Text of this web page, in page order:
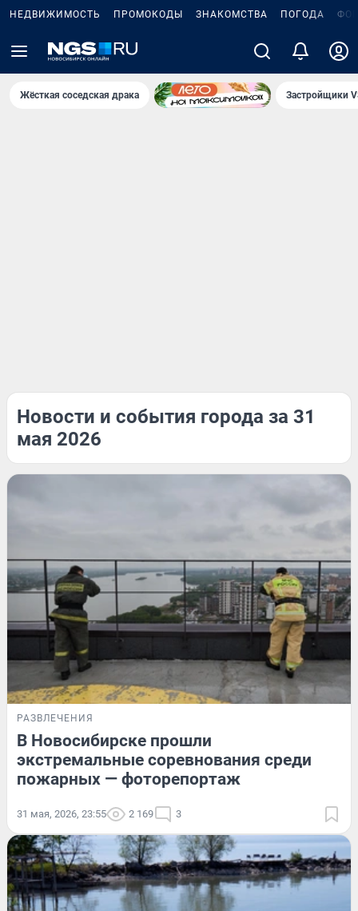
НЕДВИЖИМОСТЬ ПРОМОКОДЫ ЗНАКОМСТВА ПОГОДА
Жёсткая соседская драка Застройщики
Новости и события города за 31
мая 2026
РАЗВЛЕЧЕНИЯ
В Новосибирске прошли
экстремальные соревнования среди
пожарных — фоторепортаж
31 мая, 2026, 23:55 2 169 3